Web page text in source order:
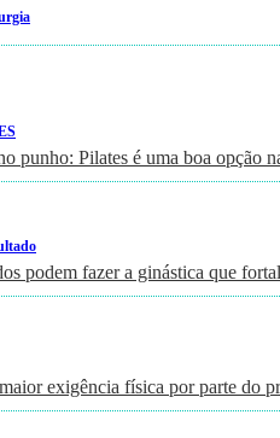
punho: Pilates é uma boa opção
podem fazer a ginástica que
exigência física por parte do